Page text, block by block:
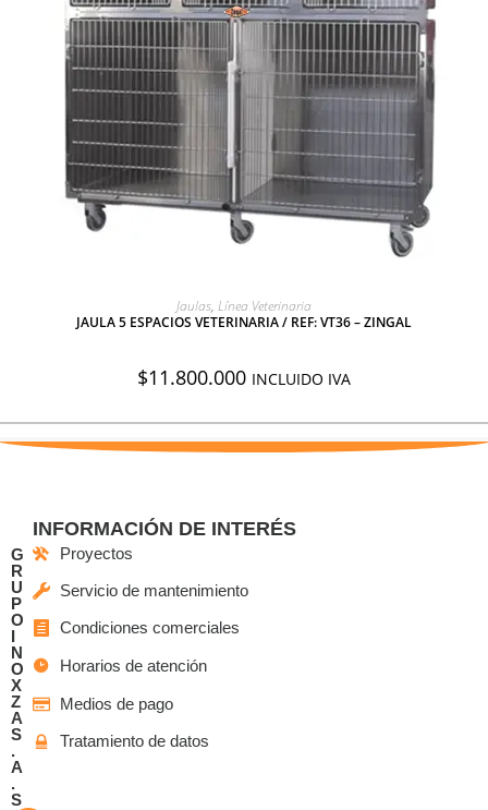
AGREGAR A COTIZACIÓN
Jaulas, Línea Veterinaria
JAULA 5 ESPACIOS VETERINARIA / REF: VT36 – ZINGAL
$11.800.000 INCLUIDO IVA
G
R
U
P
O
I
N
O
X
Z
A
S
.
A
.
S
INFORMACIÓN DE INTERÉS
Proyectos
Servicio de mantenimiento
Condiciones comerciales
Horarios de atención
Medios de pago
Tratamiento de datos